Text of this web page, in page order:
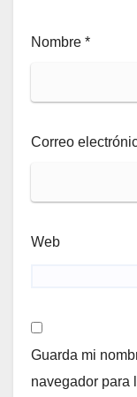
Nombre *
Correo
Web
Guarda mi
navegador para